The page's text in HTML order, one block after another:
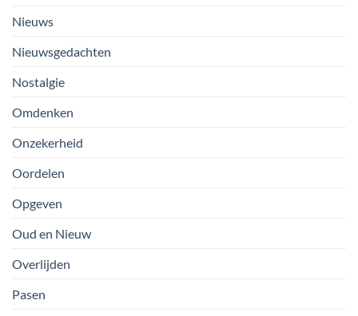
Nieuws
Nieuwsgedachten
Nostalgie
Omdenken
Onzekerheid
Oordelen
Opgeven
Oud en Nieuw
Overlijden
Pasen